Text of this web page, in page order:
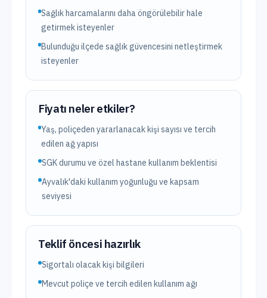
Sağlık harcamalarını daha öngörülebilir hale
getirmek isteyenler
Bulunduğu ilçede sağlık güvencesini netleştirmek
isteyenler
Fiyatı neler etkiler?
Yaş, poliçeden yararlanacak kişi sayısı ve tercih
edilen ağ yapısı
SGK durumu ve özel hastane kullanım beklentisi
Ayvalık'daki kullanım yoğunluğu ve kapsam
seviyesi
Teklif öncesi hazırlık
Sigortalı olacak kişi bilgileri
Mevcut poliçe ve tercih edilen kullanım ağı